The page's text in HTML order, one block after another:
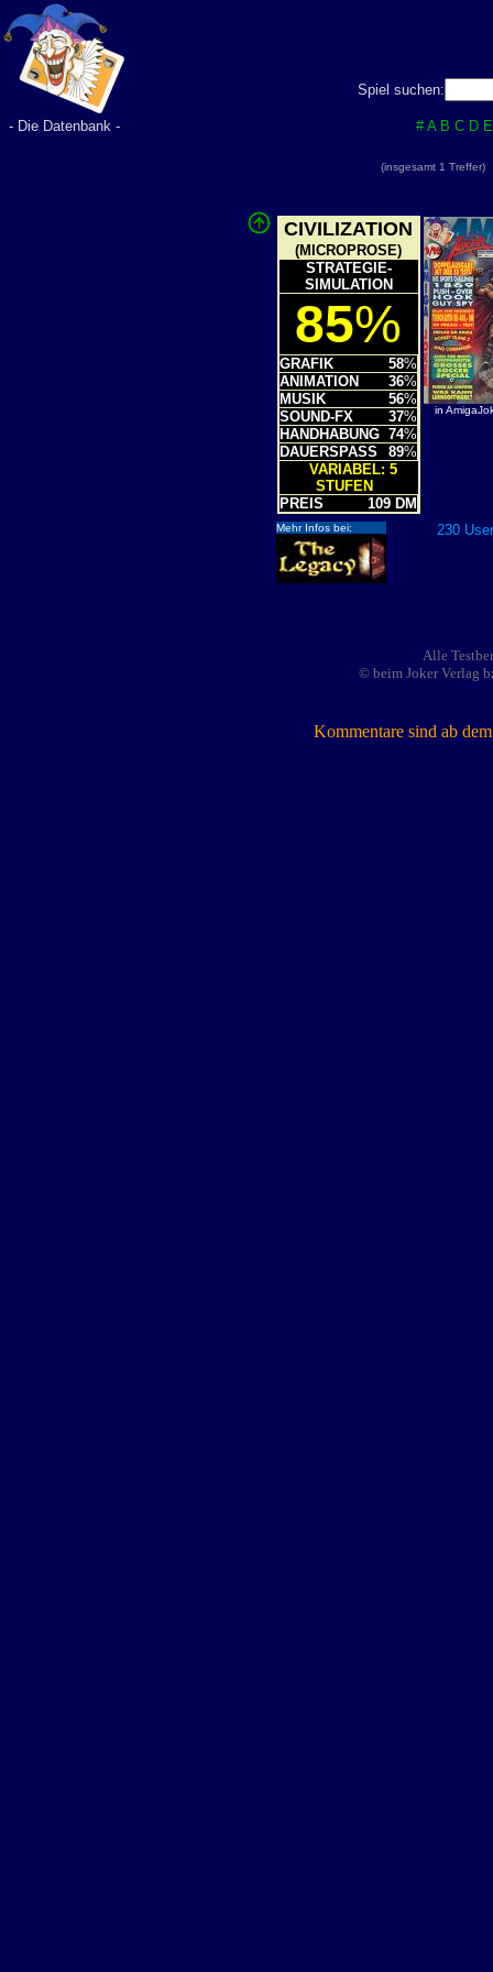
Spiel suchen:
# A B C D E
- Die Datenbank -
(insgesamt 1
CIVILIZATION
(MICROPROSE)
STRATEGIE-
SIMULATION
85%
GRAFIK 58%
ANIMATION
36%
MUSIK
56%
SOUND-FX
37%
HANDHABUNG74%
DAUERSPASS
89%
VARIABEL: 5
STUFEN
PREIS
109 DM
in
Mehr Infos bei: 230
Alle
© beim Joker Verlag
Kommentare sind ab